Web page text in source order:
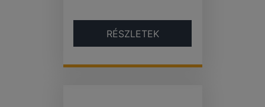
RÉSZLETEK